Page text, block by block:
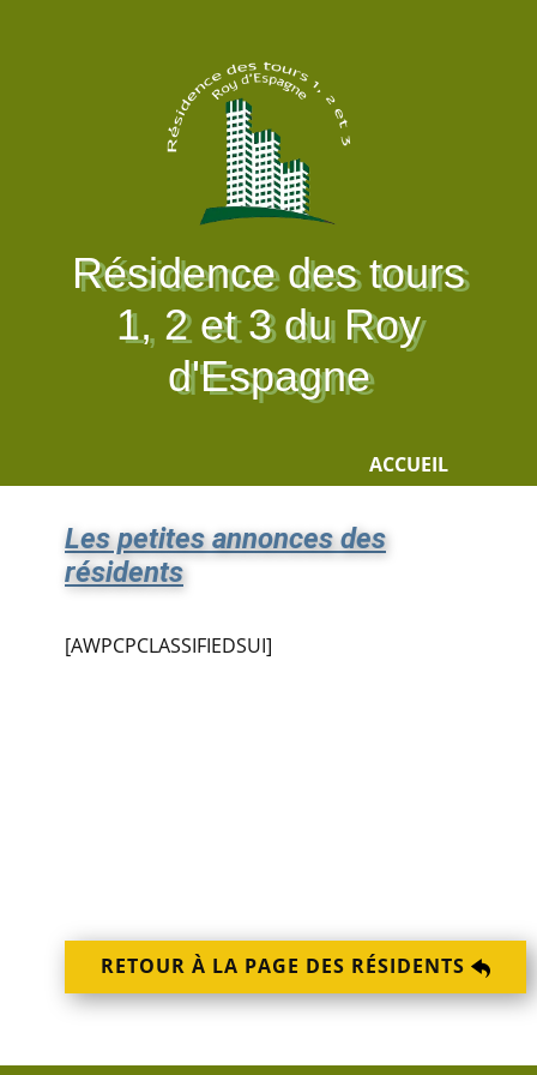
Résidence des tours
1, 2 et 3 du Roy
d'Espagne
ACCUEIL
Les petites annonces des
résidents
[AWPCPCLASSIFIEDSUI]
RETOUR À LA PAGE DES RÉSIDENTS